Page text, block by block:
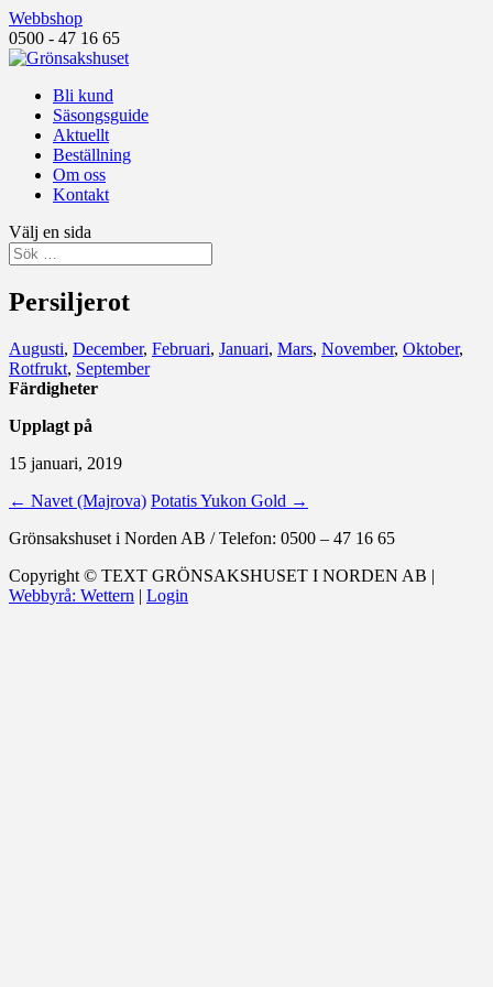
Webbshop
0500 - 47 16 65
Bli kund
Säsongsguide
Aktuellt
Beställning
Om oss
Kontakt
Välj en sida
Persiljerot
Augusti, December, Februari, Januari, Mars, November, Oktober,
Rotfrukt, September
Färdigheter
Upplagt på
15 januari, 2019
← Navet (Majrova) Potatis Yukon Gold →
Grönsakshuset i Norden AB /Telefon: 0500 – 47 16 65
Copyright © TEXT GRÖNSAKSHUSET I NORDEN AB |
Webbyrå: Wettern | Login